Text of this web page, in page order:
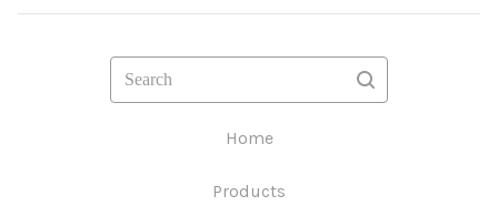
Search
Home
Products